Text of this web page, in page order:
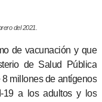
del 2021.
de vacunación y que
de Salud Pública
millones de antígenos
19 a los adultos y los